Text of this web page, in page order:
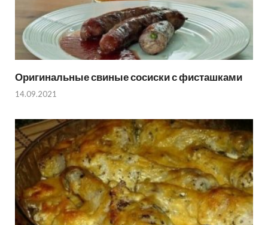
Оригинальные свиные сосиски с фисташками
14.09.2021